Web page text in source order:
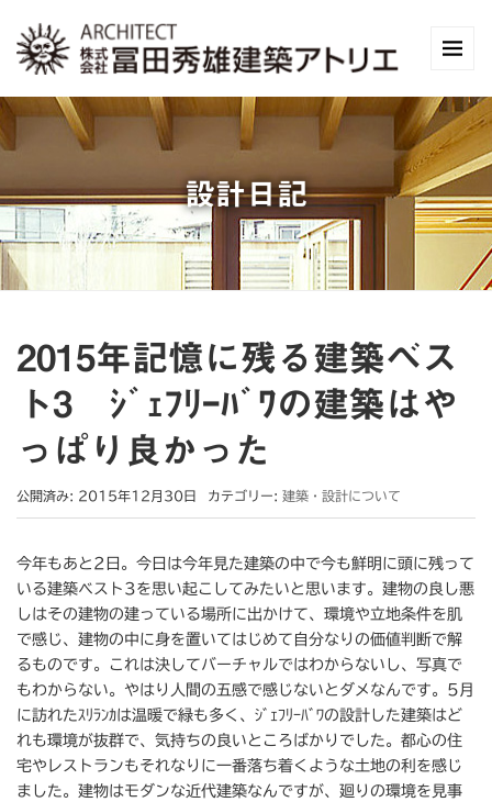
設計日記
2015年記憶に残る建築ベス
ト3 ｼﾞｪﾌﾘｰﾊﾞﾜの建築はや
っぱり良かった
公開済み: 2015年12月30日 カテゴリー: 建築・設計について
今年もあと2日。今日は今年見た建築の中で今も鮮明に頭に残って
いる建築ベスト3を思い起こしてみたいと思います。建物の良し悪
しはその建物の建っている場所に出かけて、環境や立地条件を肌
で感じ、建物の中に身を置いてはじめて自分なりの価値判断で解
るものです。これは決してバーチャルではわからないし、写真で
もわからない。やはり人間の五感で感じないとダメなんです。5月
に訪れたｽﾘﾗﾝｶは温暖で緑も多く、ｼﾞｪﾌﾘｰﾊﾞﾜの設計した建築はど
れも環境が抜群で、気持ちの良いところばかりでした。都心の住
宅やレストランもそれなりに一番落ち着くような土地の利を感じ
ました。建物はモダンな近代建築なんですが、廻りの環境を見事